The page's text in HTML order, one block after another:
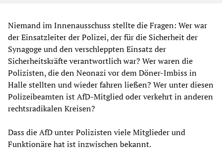
Niemand im Innenausschuss stellte die Fragen: Wer war
der Einsatzleiter der Polizei, der für die Sicherheit der
Synagoge und den verschleppten Einsatz der
Sicherheitskräfte verantwortlich war? Wer waren die
Polizisten, die den Neonazi vor dem Döner-Imbiss in
Halle stellten und wieder fahren ließen? Wer unter diesen
Polizeibeamten ist AfD-Mitglied oder verkehrt in anderen
rechtsradikalen Kreisen?
Dass die AfD unter Polizisten viele Mitglieder und
Funktionäre hat ist inzwischen bekannt.